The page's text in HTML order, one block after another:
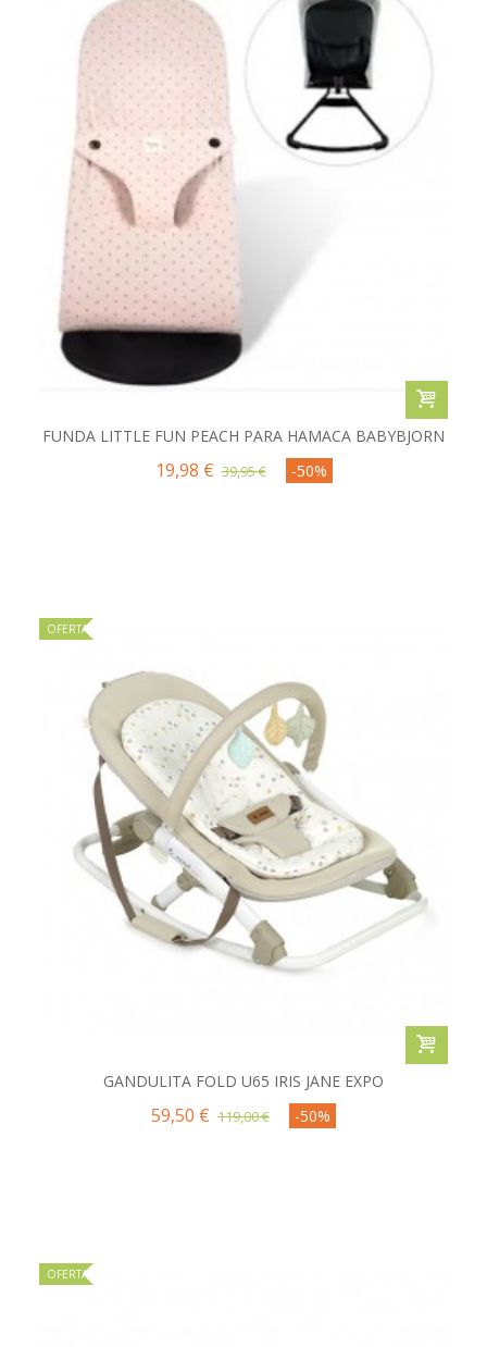
FUNDA LITTLE FUN PEACH PARA HAMACA BABYBJORN
19,98 € 39,95 € -50%
OFERTA
GANDULITA FOLD U65 IRIS JANE EXPO
59,50 € 119,00 € -50%
OFERTA